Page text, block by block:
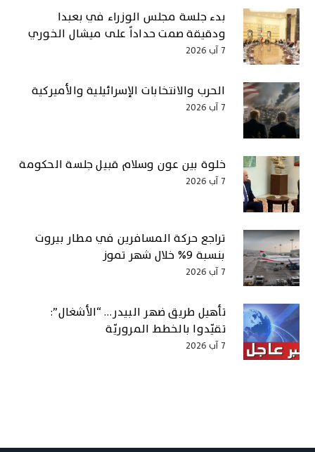
بدء جلسة مجلس الوزراء في بعبدا
ودقيقة صمت حداداً على ميشال الخوري
7 آب 2026
الحرب والانتخابات الإسرائيلية والأميركية
7 آب 2026
خلوة بين عون وسلام قبيل جلسة الحكومة
7 آب 2026
تراجع حركة المسافرين في مطار بيروت
بنسبة ٩% خلال شهر تموز
7 آب 2026
تأهيل طريق ضهر البيدر… “الأشغال”:
تقيّدوا بالخطط المروريّة
7 آب 2026